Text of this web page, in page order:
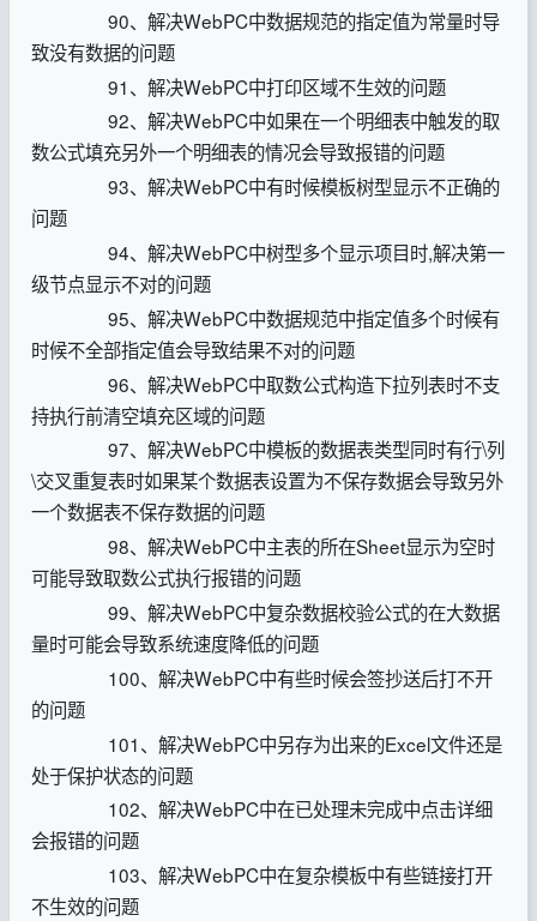
90、解决WebPC中数据规范的指定值为常量时导
致没有数据的问题
91、解决WebPC中打印区域不生效的问题
92、解决WebPC中如果在一个明细表中触发的取
数公式填充另外一个明细表的情况会导致报错的问题
93、解决WebPC中有时候模板树型显示不正确的
问题
94、解决WebPC中树型多个显示项目时,解决第一
级节点显示不对的问题
95、解决WebPC中数据规范中指定值多个时候有
时候不全部指定值会导致结果不对的问题
96、解决WebPC中取数公式构造下拉列表时不支
持执行前清空填充区域的问题
97、解决WebPC中模板的数据表类型同时有行\列
\交叉重复表时如果某个数据表设置为不保存数据会导致另外
一个数据表不保存数据的问题
98、解决WebPC中主表的所在Sheet显示为空时
可能导致取数公式执行报错的问题
99、解决WebPC中复杂数据校验公式的在大数据
量时可能会导致系统速度降低的问题
100、解决WebPC中有些时候会签抄送后打不开
的问题
101、解决WebPC中另存为出来的Excel文件还是
处于保护状态的问题
102、解决WebPC中在已处理未完成中点击详细
会报错的问题
103、解决WebPC中在复杂模板中有些链接打开
不生效的问题